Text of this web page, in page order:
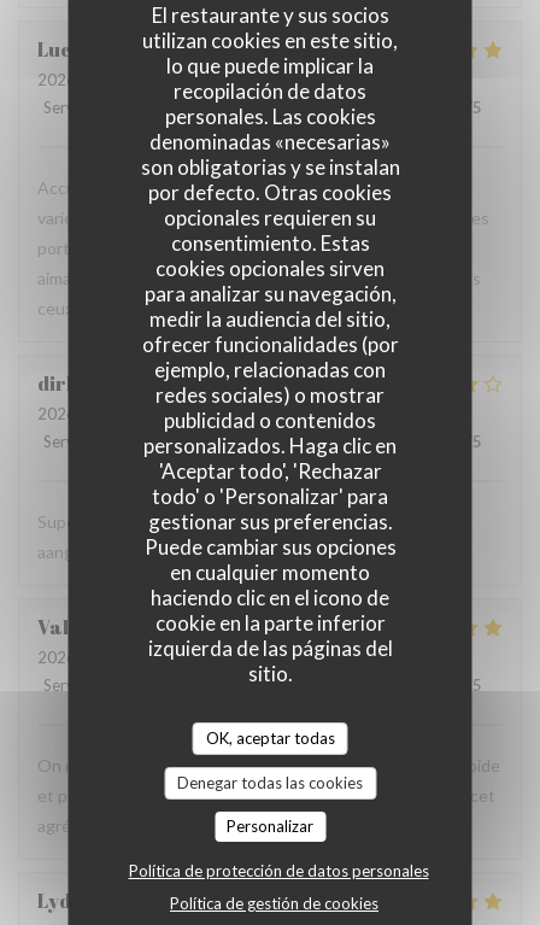
El restaurante y sus socios
utilizan cookies en este sitio,
lo que puede implicar la
recopilación de datos
personales. Las cookies
denominadas «necesarias»
son obligatorias y se instalan
por defecto. Otras cookies
opcionales requieren su
consentimiento. Estas
cookies opcionales sirven
para analizar su navegación,
medir la audiencia del sitio,
ofrecer funcionalidades (por
ejemplo, relacionadas con
redes sociales) o mostrar
publicidad o contenidos
personalizados. Haga clic en
'Aceptar todo', 'Rechazar
todo' o 'Personalizar' para
gestionar sus preferencias.
Puede cambiar sus opciones
en cualquier momento
haciendo clic en el icono de
cookie en la parte inferior
izquierda de las páginas del
sitio.
OK, aceptar todas
Denegar todas las cookies
Personalizar
Política de protección de datos personales
Política de gestión de cookies
Luc
2026-08-06
- 18:45 - Invitados 2
Servicio
: /5 Menú Calidad / Precio /5
Accueil chaleureux et professionnel, table agréable, carte
variée avec un bon choix de plats. Les produits sont frais, les
portions généreuses et le service est particulièrement
aimable. Une excellente adresse que je recommande à tous
ceux qui sont de passage dans la région.
dirk
2026-08-06
- 19:00 - Invitados 2
Servicio
Ambiente: 5/5 Menú: 4/5 Calidad / Precio /5
Super vriendelijke ontvagst, zeer goede prijs kwaliteit,
aangenaam kader, een aanradee
Valerie
2026-08-06
- 12:45 - Invitados 4
Servicio
Menú /5
On recommande vivement, carte avec du choix ,service rapide
et personnels très agréable, prix raisonnables..merci pour cet
agréable moment en terrasse.
Lydia